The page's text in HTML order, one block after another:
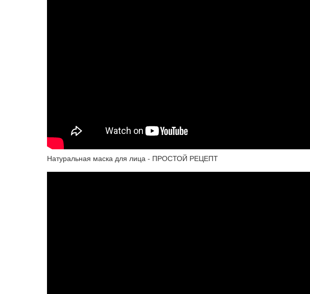
Натуральная маска для лица - ПРОСТОЙ РЕЦЕПТ